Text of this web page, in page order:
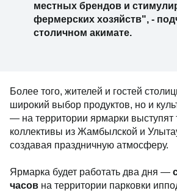
местных брендов и
фермерских хозяйств", -
столичном акимате.
Более того, жителей и гостей
широкий выбор продуктов, но и
— на территории ярмарки выступят
коллективы из Жамбылской и
создавая праздничную атмосферу.
Ярмарка будет работать два дня —
часов на территории парковки